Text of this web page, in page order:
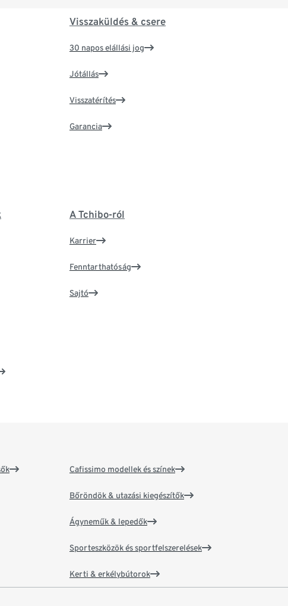
Visszaküldés & csere
30 napos elállási jog
Jótállás
Visszatérítés
Garancia
A Tchibo-ról
Karrier
Fenntarthatóság
Sajtó
Cafissimo modellek és színek
Bőröndök & utazási kiegészítők
Ágyneműk & lepedők
Sporteszközök és sportfelszerelések
Kerti & erkélybútorok